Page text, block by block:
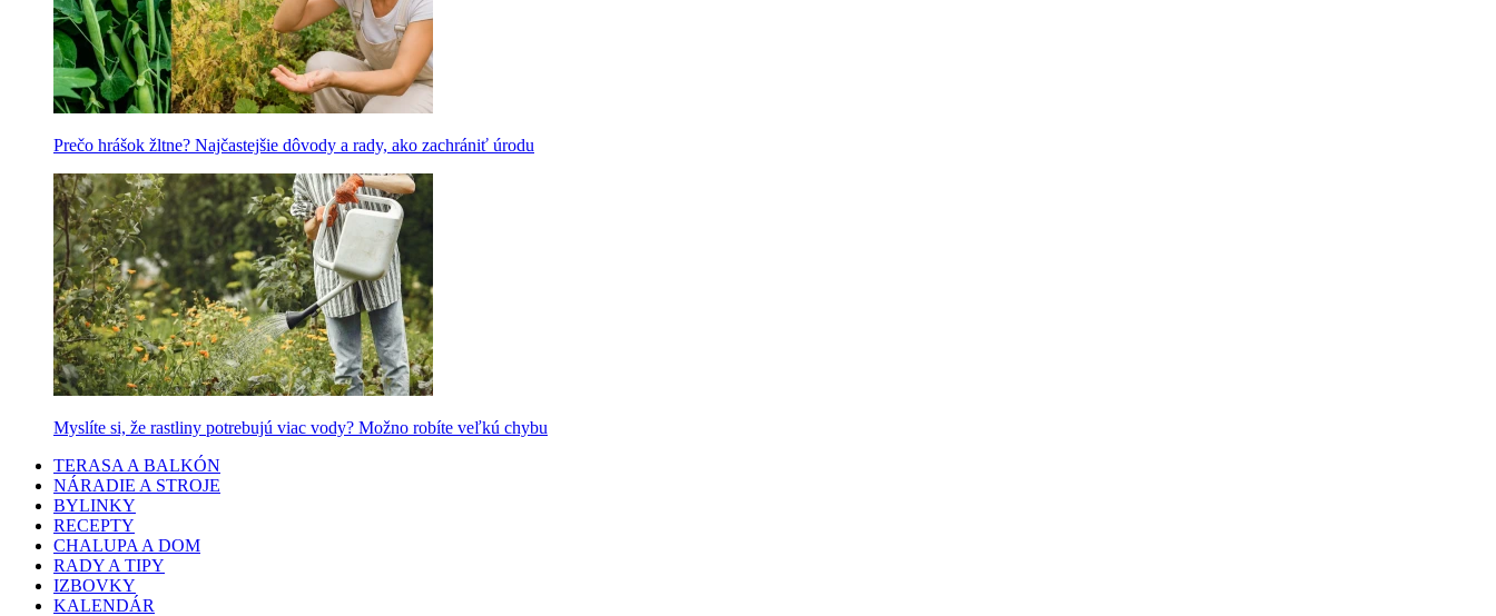
Prečo hrášok žltne? Najčastejšie dôvody a rady, ako zachrániť úrodu
Myslíte si, že rastliny potrebujú viac vody? Možno robíte veľkú chybu
TERASA A BALKÓN
NÁRADIE A STROJE
BYLINKY
RECEPTY
CHALUPA A DOM
RADY A TIPY
IZBOVKY
KALENDÁR